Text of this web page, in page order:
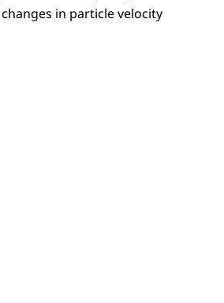
in particle velocity